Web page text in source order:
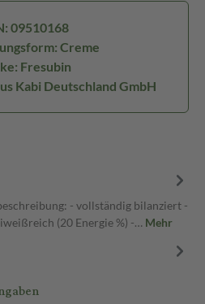
09510168
Creme
Fresubin
Kabi Deutschland GmbH
- vollständig bilanziert -
(20 Energie %) -… Mehr